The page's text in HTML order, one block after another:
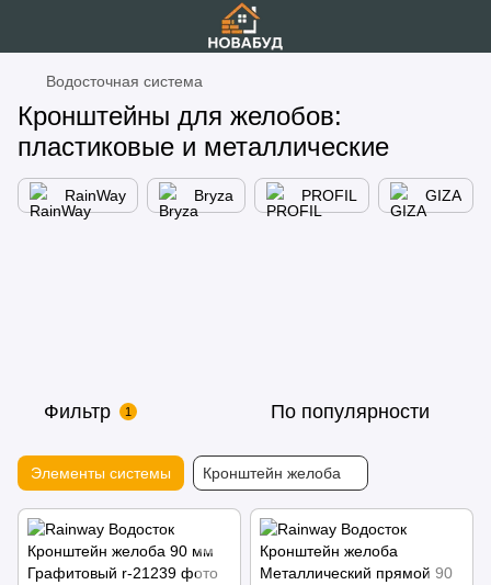
Водосточная система
Кронштейны для желобов:
пластиковые и металлические
RainWay Bryza PROFIL GIZA
Фильтр 1 По популярности
Элементы системы Кронштейн желоба